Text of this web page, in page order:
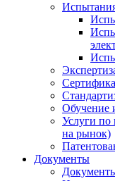
Обучение
Услуги по
на рынок)
Документы